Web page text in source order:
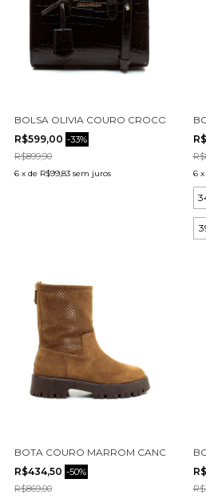
BOLSA OLIVIA COURO CROCO
R$599,00 -33%
R$899,90
6 x de R$99,83 sem juros 6 x
BOTA COURO MARROM CANO
R$434,50 -50%
R$869,00